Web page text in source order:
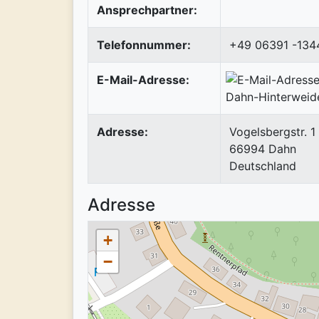
Ansprechpartner:
Telefonnummer: +49 06391 -
E-Mail-Adresse:
Adresse:
Vogelsbergstr. 1
66994 Dahn
Deutschland
Adresse
+
−